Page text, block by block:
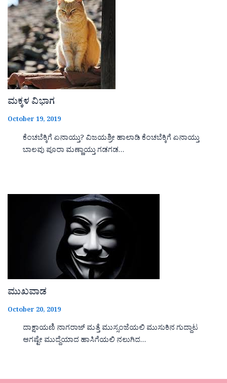
ಮಕ್ಕಳ ವಿಭಾಗ
October 19, 2019
ಕೆಂಚಬೆಕ್ಕಿಗೆ ಏನಾಯ್ತು? ವಿಜಯಶ್ರೀ ಹಾಲಾಡಿ ಕೆಂಚಬೆಕ್ಕಿಗೆ ಏನಾಯ್ತು
ಬಾಲವು ಪೂರಾ ಮಣ್ಣಾಯ್ತು ಗಡಗಡ…
ಮುಖವಾಡ
October 20, 2019
ದಾಕ್ಷಾಯಣಿ ನಾಗರಾಜ್ ಮತ್ತೆ ಮುಸ್ಸಂಜೆಯಲಿ ಮುಸುಕಿನ ಗುದ್ದಾಟ
ಆಗಷ್ಟೇ ಮುದ್ದೆಯಾದ ಹಾಸಿಗೆಯಲಿ ನಲುಗಿದ…